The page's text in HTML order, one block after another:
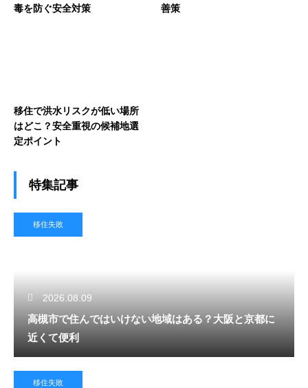
毒を防ぐ安全対策
善策
移住で洪水リスクが低い場所
はどこ？安全重視の候補地選
定ポイント
特集記事
移住失敗
2026.08.09
高槻市で住んではいけない地域はある？大阪と京都に
近くて便利
移住失敗